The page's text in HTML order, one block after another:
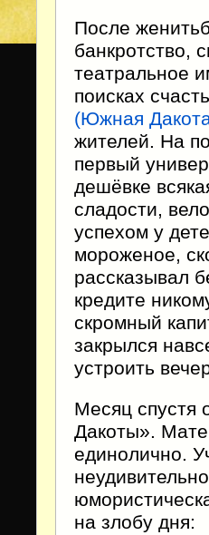
После
банкротство,
театральное
поисках
(Южная
жителей. На
первый
дешёвке
сладости,
успехом у
мороженое,
рассказывал
кредите
скромный
закрылся
устроить
Месяц спустя
Дакоты».
единолично.
на злобу дня: